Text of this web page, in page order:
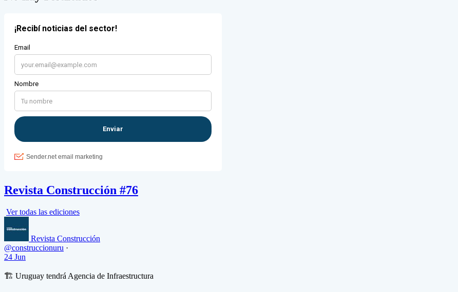
Revista Construcción #76
Ver todas las ediciones
Revista Construcción
@construccionuru ·
24 Jun
🏗️ Uruguay tendrá Agencia de Infraestructura